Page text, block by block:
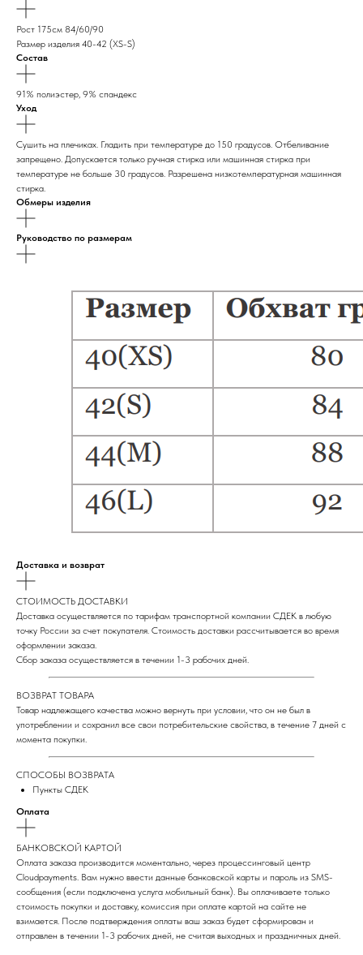
Рост 175см 84/60/90
Размер изделия 40-42 (XS-S)
Состав
91% полиэстер, 9% спандекс
Уход
Сушить на плечиках. Гладить при температуре до 150 градусов. Отбеливание
запрещено. Допускается только ручная стирка или машинная стирка при
температуре не больше 30 градусов. Разрешена низкотемпературная машинная
стирка.
Обмеры изделия
Руководство по размерам
Доставка и возврат
СТОИМОСТЬ ДОСТАВКИ
Доставка осуществляется по тарифам транспортной компании СДЕК в любую
точку России за счет покупателя. Стоимость доставки рассчитывается во время
оформлении заказа.
Сбор заказа осуществляется в течении 1-3 рабочих дней.
ВОЗВРАТ ТОВАРА
Товар надлежащего качества можно вернуть при условии, что он не был в
употреблении и сохранил все свои потребительские свойства, в течение 7 дней с
момента покупки.
СПОСОБЫ ВОЗВРАТА
Пункты СДЕК
Оплата
БАНКОВСКОЙ КАРТОЙ
Оплата заказа производится моментально, через процессинговый центр
Cloudpayments. Вам нужно ввести данные банковской карты и пароль из SMS-
сообщения (если подключена услуга мобильный банк). Вы оплачиваете только
стоимость покупки и доставку, комиссия при оплате картой на сайте не
взимается. После подтверждения оплаты ваш заказ будет сформирован и
отправлен в течении 1-3 рабочих дней, не считая выходных и праздничных дней.